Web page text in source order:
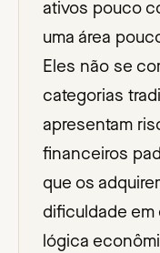
ativos pouco
uma área
Eles não se
categorias
apresentam
financeiros
que os
dificuldade em
lógica